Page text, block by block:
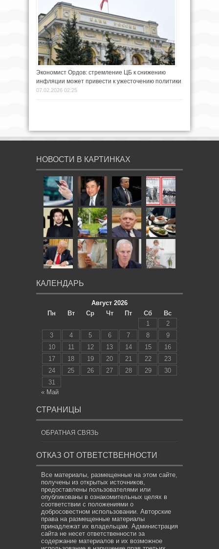
Экономист Ордов: стремление ЦБ к снижению
инфляции может привести к ужесточению политики
07.02.2026 02:25
НОВОСТИ В КАРТИНКАХ
КАЛЕНДАРЬ
Август 2026
Пн
Вт Ср Чт Пт Сб
Вс
1
2
3
4 5 6 7 8
9
10
11 12 13 14 15
16
17
18 19 20 21 22
23
24
25 26 27 28 29
30
31
« Май
СТРАНИЦЫ
ОБРАТНАЯ СВЯЗЬ
ОТКАЗ ОТ ОТВЕТСТВЕННОСТИ
Все материалы, размещенные на этом сайте,
получены из открытых источников,
предоставлены пользователями или
опубликованы в ознакомительных целях в
соответствии с положениями о
добросовестном использовании. Авторские
права на размещенные материалы
принадлежат их владельцам. Администрация
сайта не несет ответственности за
содержание материалов и их возможное